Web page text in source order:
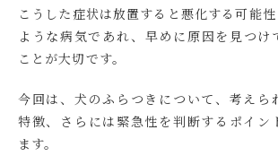
こうした症状は放置すると悪化する可能
ような病気であれ、早めに原因を見つけ
ことが大切です。
今回は、犬のふらつきについて、考えら
特徴、さらには緊急性を判断するポイン
ます。